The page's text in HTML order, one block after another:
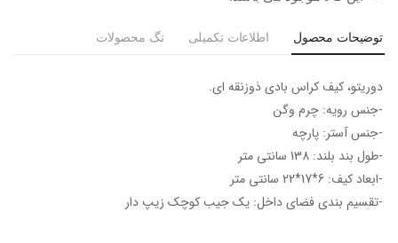
توضیحات محصول اطلاعات تکمیلی تگ محصولات
دوریتو، کیف کراس بادی ذوزنقه ای.
-جنس رویه: چرم وگن
-جنس آستر: پارچه
-طول بند بلند: 138 سانتی متر
-ابعاد کیف: 6*17*22 سانتی متر
-تقسیم بندی فضای داخل: یک جیب کوچک زیپ دار